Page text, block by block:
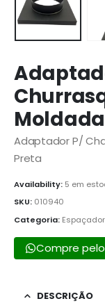
Adaptador P/
Preta
Availability: 5 em
SKU: 010940
Categoria:
Compre
DESCRIÇÃO